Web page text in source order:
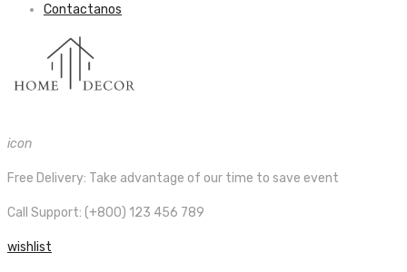
Contactanos
icon
Free Delivery: Take advantage of our time to save event
Call Support: (+800) 123 456 789
wishlist